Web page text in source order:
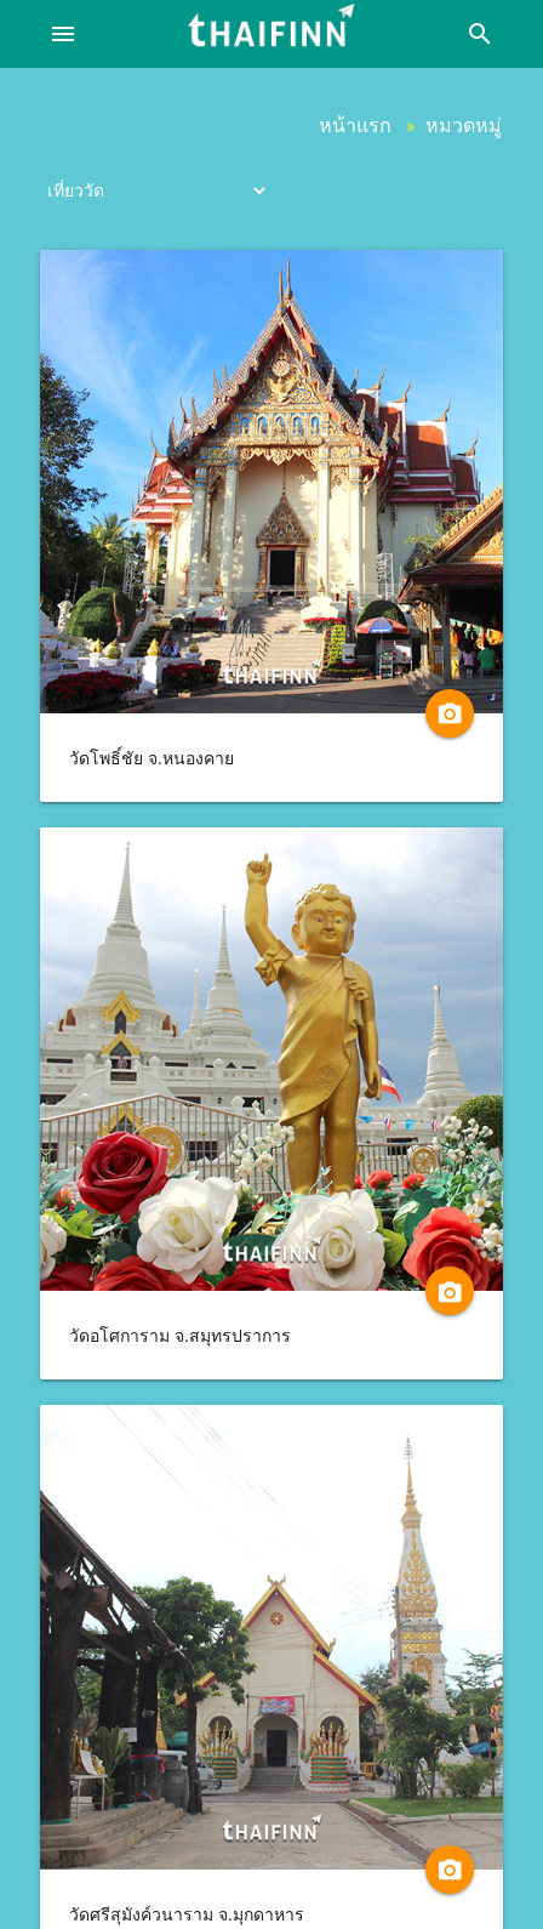
menu search
หน้าแรก » หมวดหมู่
camera_alt
วัดโพธิ์ชัย จ.หนองคาย
camera_alt
วัดอโศการาม จ.สมุทรปราการ
camera_alt
วัดศรีสุมังค์วนาราม จ.มุกดาหาร